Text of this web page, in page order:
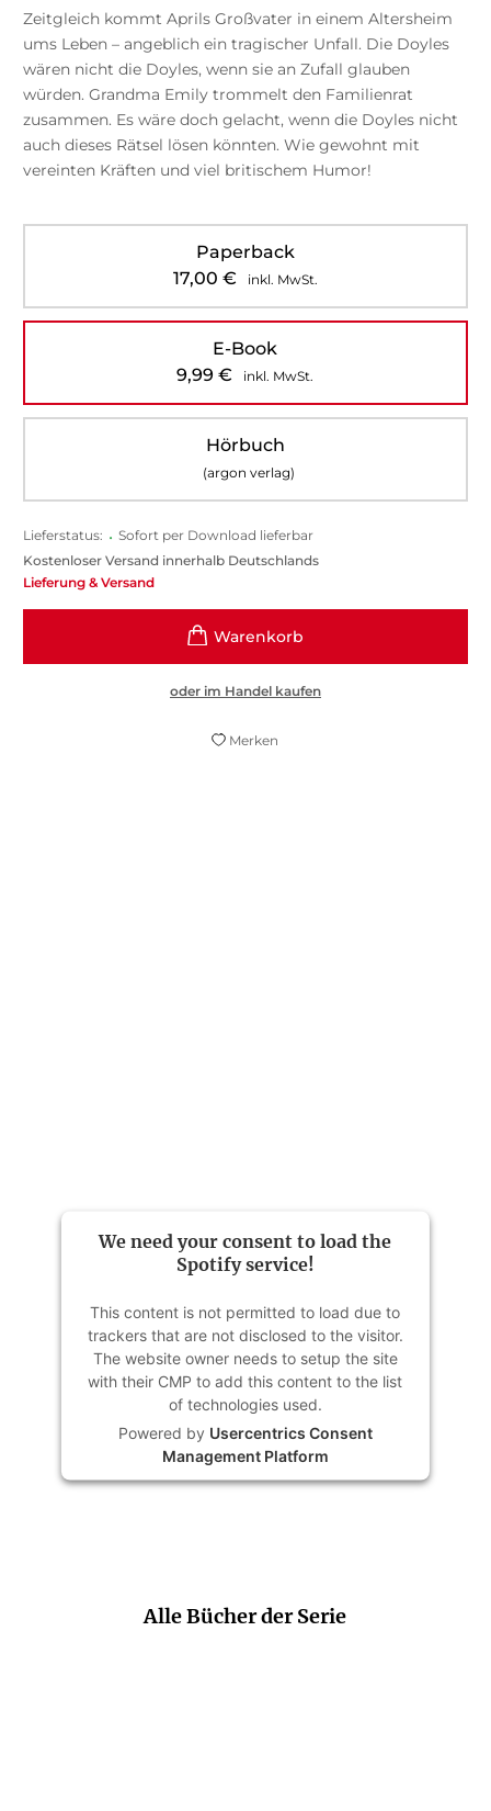
Zeitgleich kommt Aprils Großvater in einem Altersheim
ums Leben – angeblich ein tragischer Unfall. Die Doyles
wären nicht die Doyles, wenn sie an Zufall glauben
würden. Grandma Emily trommelt den Familienrat
zusammen. Es wäre doch gelacht, wenn die Doyles nicht
auch dieses Rätsel lösen könnten. Wie gewohnt mit
vereinten Kräften und viel britischem Humor!
Paperback
17,00 € inkl. MwSt.
E-Book
9,99€ inkl. MwSt.
Hörbuch
(argon verlag)
Lieferstatus: • Sofort per Download lieferbar
Kostenloser Versand innerhalb Deutschlands
Lieferung & Versand
oder im Handel kaufen
Merken
We need your consent to load the
Spotify service!
This content is not permitted to load due to
trackers that are not disclosed to the visitor.
The website owner needs to setup the site
with their CMP to add this content to the list
of technologies used.
Powered by Usercentrics Consent
Management Platform
Alle Bücher der Serie